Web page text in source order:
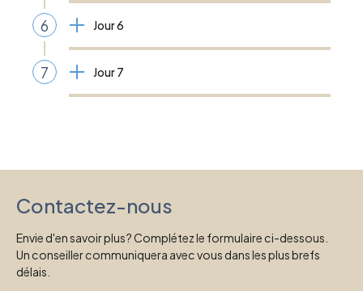
6 Jour 6
7 Jour 7
Contactez-nous
Envie d'en savoir plus? Complétez le formulaire ci-dessous.
Un conseiller communiquera avec vous dans les plus brefs
délais.